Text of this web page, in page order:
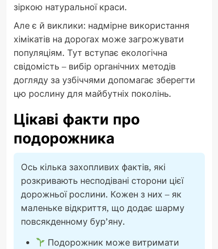
зіркою натуральної краси.
Але є й виклики: надмірне використання
хімікатів на дорогах може загрожувати
популяціям. Тут вступає екологічна
свідомість – вибір органічних методів
догляду за узбіччями допомагає зберегти
цю рослину для майбутніх поколінь.
Цікаві факти про
подорожника
Ось кілька захопливих фактів, які
розкривають несподівані сторони цієї
дорожньої рослини. Кожен з них – як
маленьке відкриття, що додає шарму
повсякденному бур’яну.
Подорожник може витримати